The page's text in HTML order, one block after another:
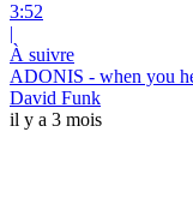
3:52
|
À suivre
ADONIS - when you
David Funk
il y a 3 mois